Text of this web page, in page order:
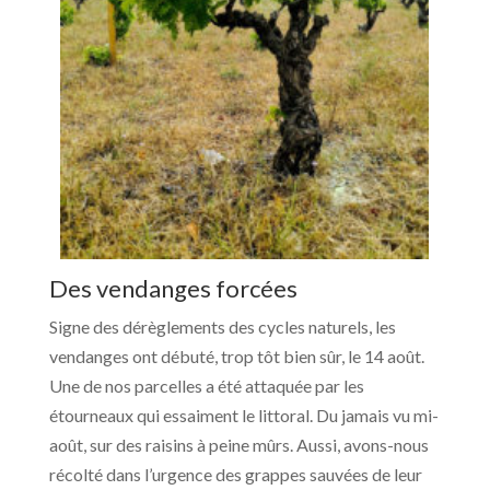
Des vendanges forcées
Signe des dérèglements des cycles naturels, les
vendanges ont débuté, trop tôt bien sûr, le 14 août.
Une de nos parcelles a été attaquée par les
étourneaux qui essaiment le littoral. Du jamais vu mi-
août, sur des raisins à peine mûrs. Aussi, avons-nous
récolté dans l’urgence des grappes sauvées de leur